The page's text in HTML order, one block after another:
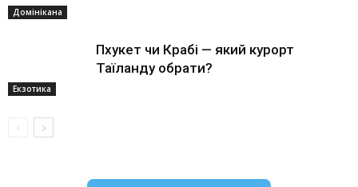
Домінікана
Екзотика
Пхукет чи Крабі — який курорт
Таїланду обрати?